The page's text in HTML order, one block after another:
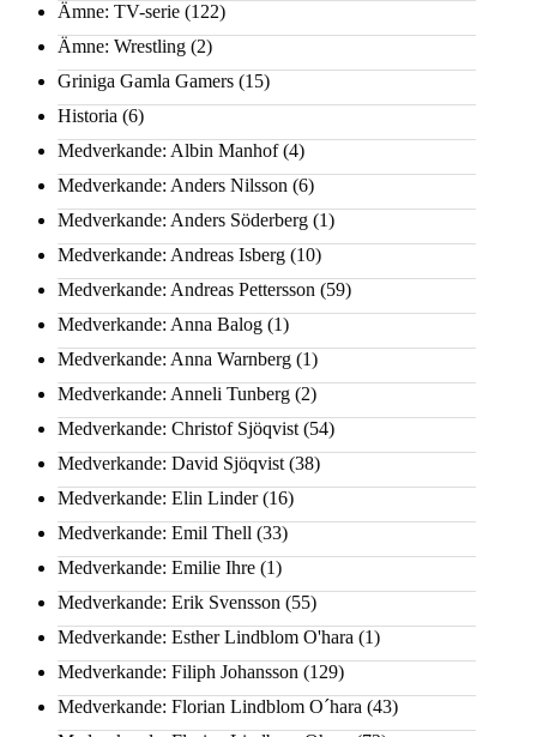
Ämne: TV-serie (122)
Ämne: Wrestling (2)
Griniga Gamla Gamers (15)
Historia (6)
Medverkande: Albin Manhof(4)
Medverkande: Anders Nilsson (6)
Medverkande: Anders Söderberg (1)
Medverkande: Andreas Isberg (10)
Medverkande: Andreas Pettersson (59)
Medverkande: Anna Balog (1)
Medverkande: Anna Warnberg (1)
Medverkande: Anneli Tunberg (2)
Medverkande: Christof Sjöqvist (54)
Medverkande: David Sjöqvist (38)
Medverkande: Elin Linder(16)
Medverkande: Emil Thell (33)
Medverkande: Emilie Ihre (1)
Medverkande: Erik Svensson (55)
Medverkande: Esther Lindblom O'hara (1)
Medverkande: Filiph Johansson (129)
Medverkande: Florian Lindblom O´hara (43)